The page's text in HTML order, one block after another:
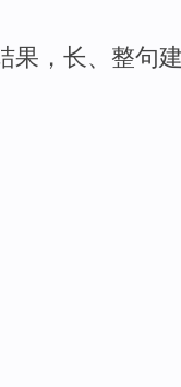
果，长、整句